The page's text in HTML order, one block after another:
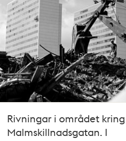
Rivningar i området kring
Malmskillnadsgatan. I